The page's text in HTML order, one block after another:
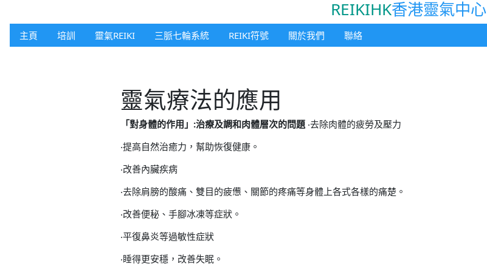
REIKIHK香港靈氣中心
主頁 培訓 靈氣REIKI 三脈七輪系統 REIKI符號 關於我們 聯絡
靈氣療法的應用
「對身體的作用」:治療及調和肉體層次的問題 ‧去除肉體的疲勞及壓力
‧提高自然治癒力，幫助恢復健康。
‧改善內臟疾病
‧去除肩膀的酸痛、雙目的疲憊、關節的疼痛等身體上各式各樣的痛楚。
‧改善便秘、手腳冰凍等症狀。
‧平復鼻炎等過敏性症狀
‧睡得更安穩，改善失眠。